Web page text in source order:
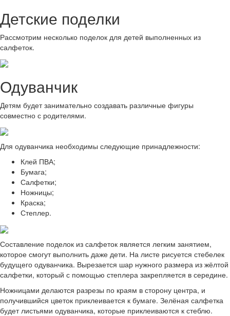
Детские поделки
Рассмотрим несколько поделок для детей выполненных из
салфеток.
Одуванчик
Детям будет занимательно создавать различные фигуры
совместно с родителями.
Для одуванчика необходимы следующие принадлежности:
Клей ПВА;
Бумага;
Салфетки;
Ножницы;
Краска;
Степлер.
Составление поделок из салфеток является легким занятием,
которое смогут выполнить даже дети. На листе рисуется стебелек
будущего одуванчика. Вырезается шар нужного размера из жёлтой
салфетки, который с помощью степлера закрепляется в середине.
Ножницами делаются разрезы по краям в сторону центра, и
получившийся цветок приклеивается к бумаге. Зелёная салфетка
будет листьями одуванчика, которые приклеиваются к стеблю.